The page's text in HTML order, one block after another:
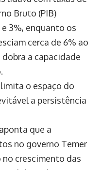
Bruto (PIB)
3%, enquanto os
cerca de 6% ao
a capacidade
o espaço do
a persistência
que a
no governo Temer
no crescimento das